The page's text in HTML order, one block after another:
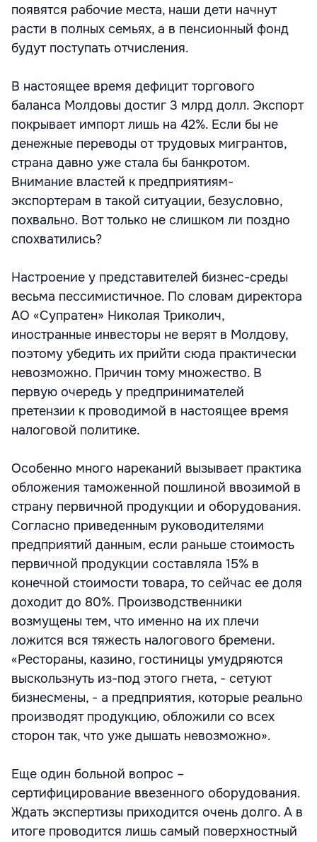
появятся рабочие места, наши дети начнут
расти в полных семьях, а в пенсионный фонд
будут поступать отчисления.
В настоящее время дефицит торгового
баланса Молдовы достиг 3 млрд долл. Экспорт
покрывает импорт лишь на 42%. Если бы не
денежные переводы от трудовых мигрантов,
страна давно уже стала бы банкротом.
Внимание властей к предприятиям-
экспортерам в такой ситуации, безусловно,
похвально. Вот только не слишком ли поздно
спохватились?
Настроение у представителей бизнес-среды
весьма пессимистичное. По словам директора
АО «Супратен» Николая Триколич,
иностранные инвесторы не верят в Молдову,
поэтому убедить их прийти сюда практически
невозможно. Причин тому множество. В
первую очередь у предпринимателей
претензии к проводимой в настоящее время
налоговой политике.
Особенно много нареканий вызывает практика
обложения таможенной пошлиной ввозимой в
страну первичной продукции и оборудования.
Согласно приведенным руководителями
предприятий данным, если раньше стоимость
первичной продукции составляла 15% в
конечной стоимости товара, то сейчас ее доля
доходит до 80%. Производственники
возмущены тем, что именно на их плечи
ложится вся тяжесть налогового бремени.
«Рестораны, казино, гостиницы умудряются
выскользнуть из-под этого гнета, - сетуют
бизнесмены, - а предприятия, которые реально
производят продукцию, обложили со всех
сторон так, что уже дышать невозможно».
Еще один больной вопрос –
сертифицирование ввезенного оборудования.
Ждать экспертизы приходится очень долго. А в
итоге проводится лишь самый поверхностный